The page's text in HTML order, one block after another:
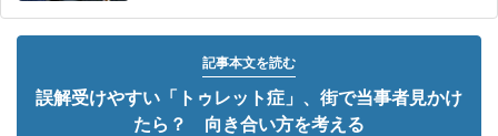
記事本文を読む
誤解受けやすい「トゥレット症」、街で当事者見かけ
たら？ 向き合い方を考える